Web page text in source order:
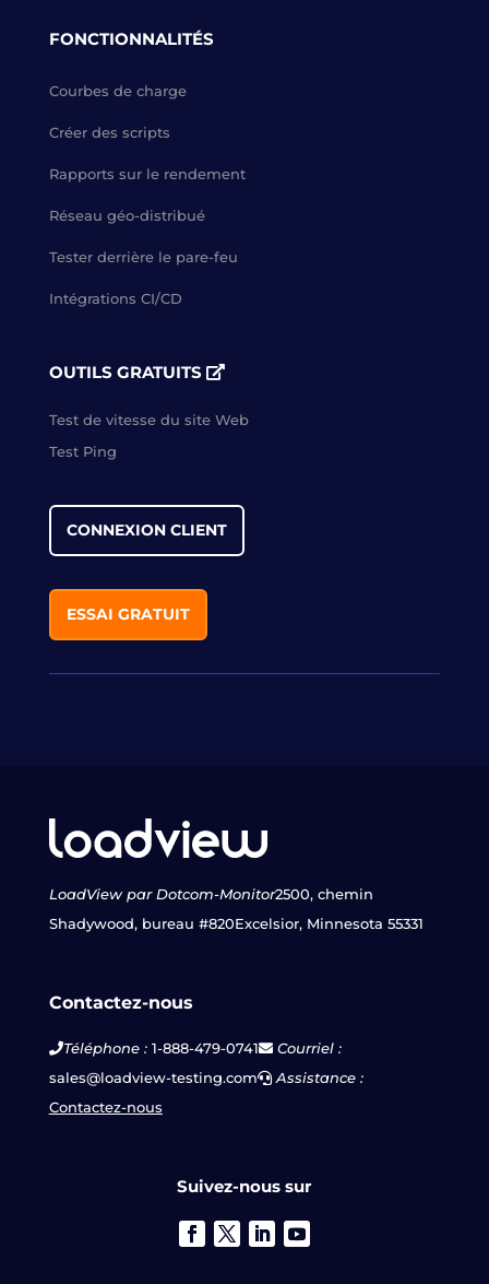
FONCTIONNALITÉS
Courbes de charge
Créer des scripts
Rapports sur le rendement
Réseau géo-distribué
Tester derrière le pare-feu
Intégrations CI/CD
OUTILS GRATUITS
Test de vitesse du site Web
Test Ping
CONNEXION CLIENT
ESSAI GRATUIT
LoadView par Dotcom-Monitor2500, chemin
Shadywood, bureau #820Excelsior, Minnesota 55331
Contactez-nous
Téléphone :1-888-479-0741
Courriel :
sales@loadview-testing.com
Assistance :
Contactez-nous
Suivez-nous sur